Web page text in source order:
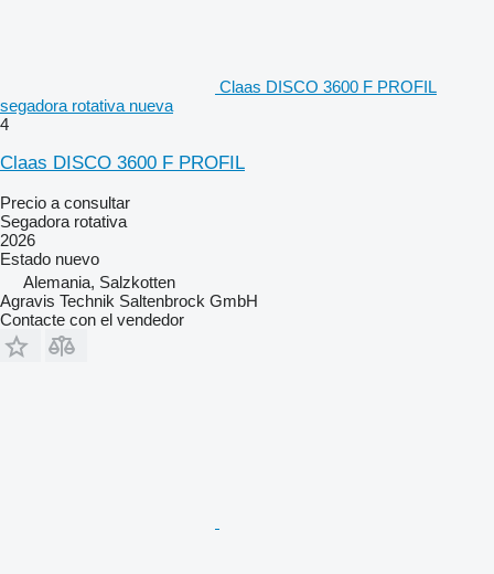
Claas DISCO 3600 F PROFIL
segadora rotativa nueva
4
Claas DISCO 3600 F PROFIL
Precio a consultar
Segadora rotativa
2026
Estado nuevo
Alemania, Salzkotten
Agravis Technik Saltenbrock GmbH
Contacte con el vendedor